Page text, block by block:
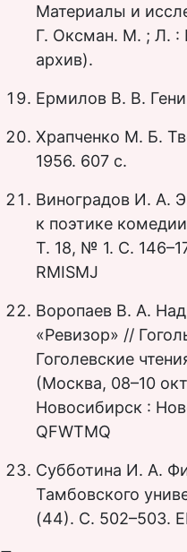
Материалы и
Г. Оксман. М. ; Л. :
архив).
Ермилов В. В.
Храпченко М. Б.
1956. 607 с.
Виноградов И. А.
к поэтике
Т. 18, № 1. С.
RMISMJ
Воропаев В. А.
«Ревизор» //
Гоголевские
(Москва, 08–10
Новосибирск :
QFWTMQ
Субботина И. А.
Тамбовского
(44). С. 502–503.